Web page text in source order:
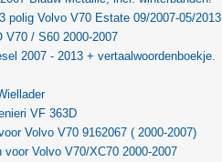
polig Volvo V70 Estate 09/2007-05/2013
V70 / S60 2000-2007
2007 - 2013 + vertaalwoordenboekje.
VF 363D
Volvo V70 9162067 ( 2000-2007)
Volvo V70/XC70 2000-2007